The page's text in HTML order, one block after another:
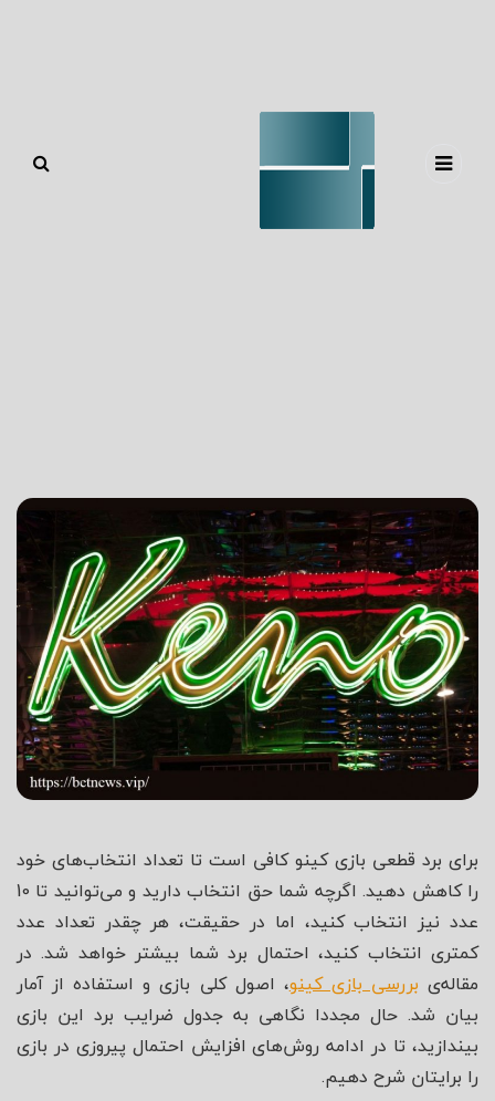
شاه
برای برد قطعی بازی کینو کافی است تا تعداد انتخاب‌های خود
را کاهش دهید. اگرچه شما حق انتخاب دارید و می‌توانید تا 10
عدد نیز انتخاب کنید، اما در حقیقت، هر چقدر تعداد عدد
کمتری انتخاب کنید، احتمال برد شما بیشتر خواهد شد. در
مقاله‌ی بررسی بازی کینو، اصول کلی بازی و استفاده از آمار
بیان شد. حال مجددا نگاهی به جدول ضرایب برد این بازی
بیندازید، تا در ادامه روش‌های افزایش احتمال پیروزی در بازی
را برایتان شرح دهیم.